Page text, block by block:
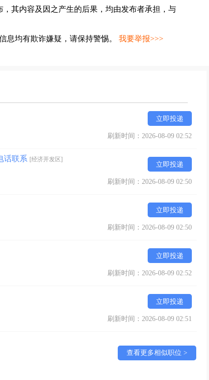
其内容及因之产生的后果，均由发布者承担，与
息均有欺诈嫌疑，请保持警惕。 我要举报>>>
立即投递
刷新时间：2026-08-09 02:52
话联系 [经济开发区]
立即投递
刷新时间：2026-08-09 02:50
立即投递
刷新时间：2026-08-09 02:50
立即投递
刷新时间：2026-08-09 02:52
立即投递
刷新时间：2026-08-09 02:51
查看更多相似职位 >